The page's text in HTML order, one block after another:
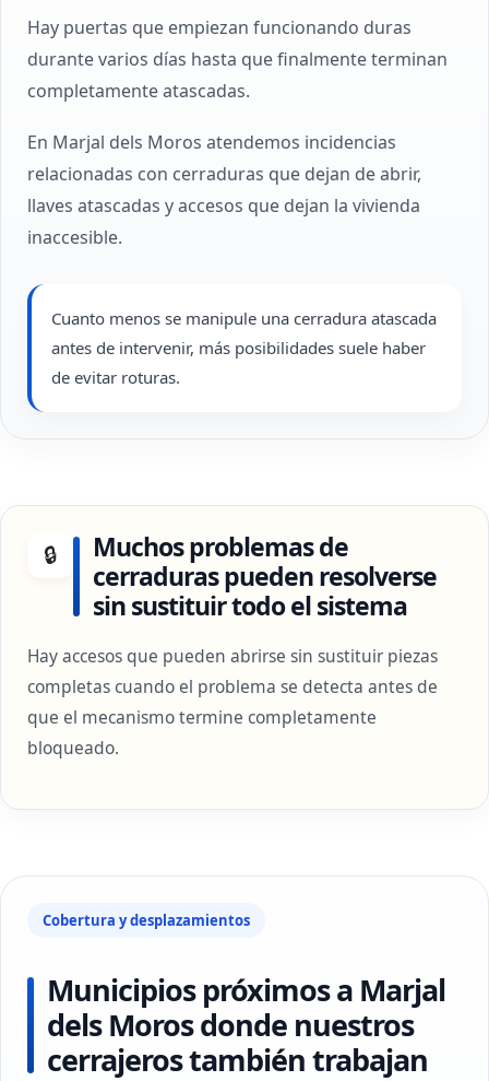
Hay puertas que empiezan funcionando duras
durante varios días hasta que finalmente terminan
completamente atascadas.
En Marjal dels Moros atendemos incidencias
relacionadas con cerraduras que dejan de abrir,
llaves atascadas y accesos que dejan la vivienda
inaccesible.
Cuanto menos se manipule una cerradura atascada
antes de intervenir, más posibilidades suele haber
de evitar roturas.
🔒
Muchos problemas de
cerraduras pueden resolverse
sin sustituir todo el sistema
Hay accesos que pueden abrirse sin sustituir piezas
completas cuando el problema se detecta antes de
que el mecanismo termine completamente
bloqueado.
Cobertura y desplazamientos
Municipios próximos a Marjal
dels Moros donde nuestros
cerrajeros también trabajan